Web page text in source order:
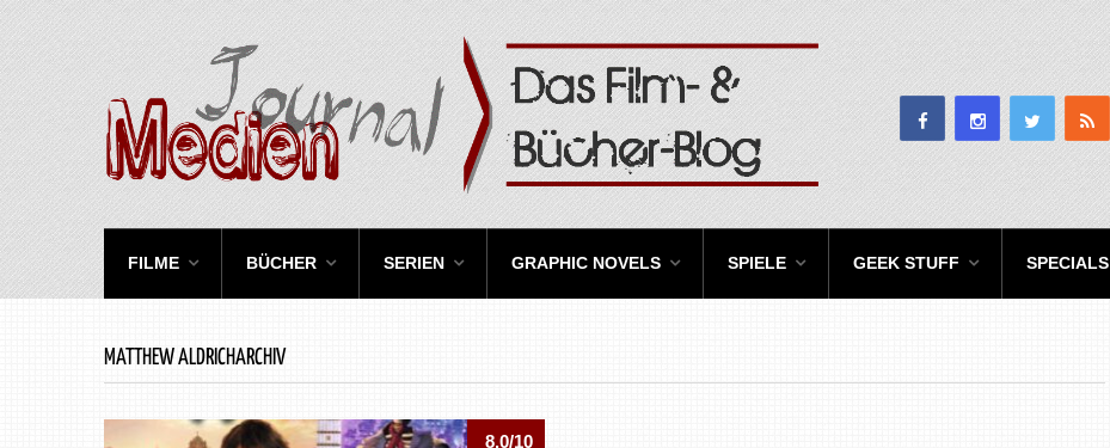
FILME BÜCHER SERIEN GRAPHIC NOVELS SPIELE GEEK STUFF SPECIALS
MATTHEW ALDRICHARCHIV
8.0/10